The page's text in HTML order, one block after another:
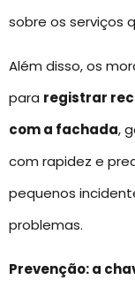
sobre os serviços
Além disso, os
para registrar
com a fachada,
com rapidez e
pequenos
problemas.
Prevenção: a